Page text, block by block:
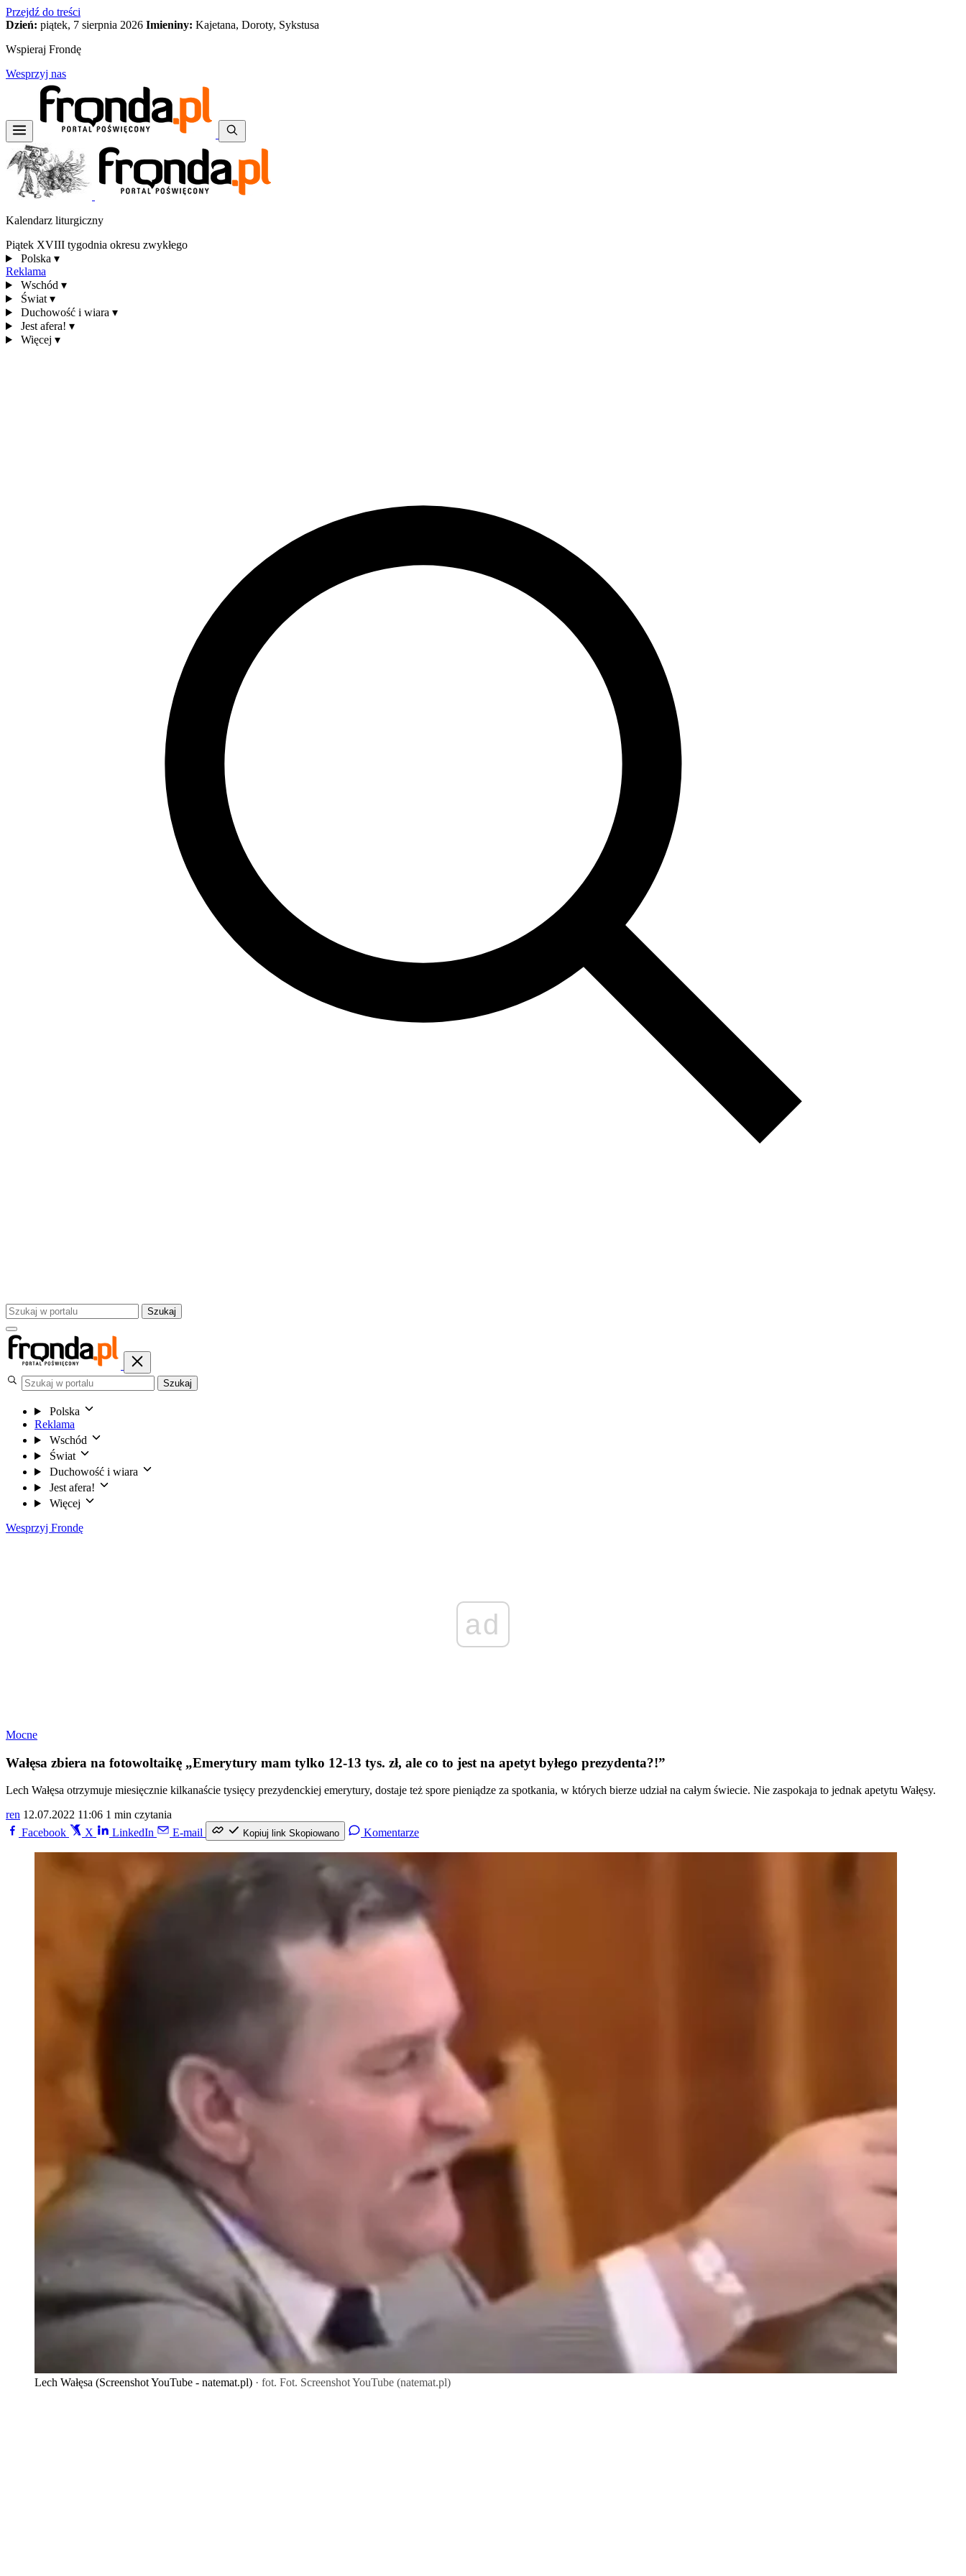
Przejdź do treści
Dzień: piątek, 7 sierpnia 2026 Imieniny: Kajetana, Doroty, Sykstusa
Wspieraj Frondę
Wesprzyj nas
Kalendarz liturgiczny
Piątek XVIII tygodnia okresu zwykłego
Polska ▾
Reklama
Wschód ▾
Świat ▾
Duchowość i wiara ▾
Jest afera! ▾
Więcej ▾
Szukaj
Szukaj
Polska
Reklama
Wschód
Świat
Duchowość i wiara
Jest afera!
Więcej
Wesprzyj Frondę
ad
Mocne
Wałęsa zbiera na fotowoltaikę „Emerytury mam tylko 12-13 tys. zł, ale co to jest na apetyt byłego prezydenta?!”
Lech Wałęsa otrzymuje miesięcznie kilkanaście tysięcy prezydenckiej emerytury, dostaje też spore pieniądze za spotkania, w których bierze udział na całym świecie. Nie zaspokaja to jednak apetytu Wałęsy.
ren 12.07.2022 11:06 1 min czytania
Facebook
X LinkedIn E-mail Kopiuj link Skopiowano Komentarze
Lech Wałęsa (Screenshot YouTube - natemat.pl) · fot. Fot. Screenshot YouTube (natemat.pl)